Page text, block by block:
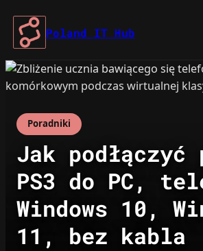
Przejdź
treści
Poland IT Hub
Poradniki
Jak podłączyć
PS3 do PC,
Windows 10,
11, bez kabla